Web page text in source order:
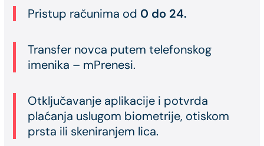
Pristup računima od 0 do 24.
Transfer novca putem telefonskog
imenika – mPrenesi.
Otključavanje aplikacije i potvrda
plaćanja uslugom biometrije, otiskom
prsta ili skeniranjem lica.